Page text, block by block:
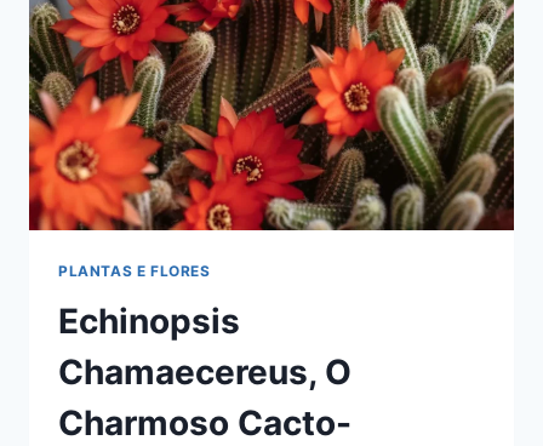
PLANTAS E FLORES
Echinopsis
Chamaecereus, O
Charmoso Cacto-